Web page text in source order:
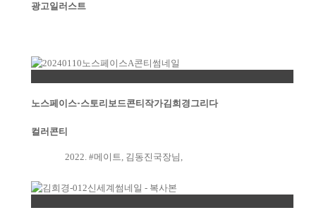
광고일러스트
노스페이스-스토리보드콘티작가김희경그리다
컬러콘티
2022. #메이트, 김동진국장님,